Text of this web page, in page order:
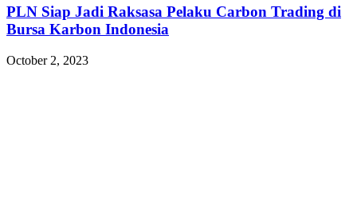
PLN Siap Jadi Raksasa Pelaku Carbon Trading di
Bursa Karbon Indonesia
October 2, 2023